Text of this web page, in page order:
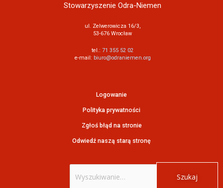
Stowarzyszenie Odra-Niemen
ul. Zelwerowicza 16/3,
53-676 Wrocław
tel.: 71 355 52 02
e-mail: biuro@odraniemen.org
Logowanie
Polityka prywatności
Zgłoś błąd na stronie
Odwiedź naszą starą stronę
Szukaj
dla: